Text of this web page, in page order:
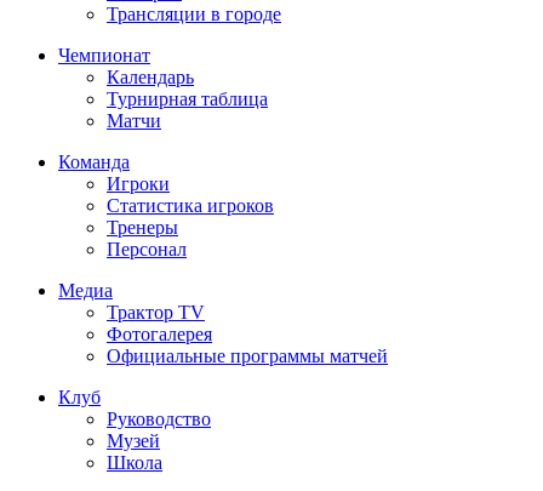
Трансляции в городе
Чемпионат
Календарь
Турнирная таблица
Матчи
Команда
Игроки
Статистика игроков
Тренеры
Персонал
Медиа
Трактор TV
Фотогалерея
Официальные программы матчей
Клуб
Руководство
Музей
Школа